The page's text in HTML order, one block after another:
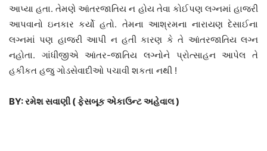
આપ્યા હતા. તેમણે આંતરજાતિય ન હોય તેવા કોઈપણ લગ્નમાં હાજરી
આપવાનો ઇનકાર કર્યો હતો. તેમના આશ્રમના નારાયણ દેસાઈના
લગ્નમાં પણ હાજરી આપી ન હતી કારણ કે તે આંતરજાતિય લગ્ન
નહોતા. ગાંધીજીએ આંતર-જાતિય લગ્નોને પ્રોત્સાહન આપેલ તે
હકીકત હજુ ગોડસેવાદીઓ પચાવી શકતા નથી !
BY: રમેશ સવાણી ( ફેસબૂક એકાઉન્ટ અહેવાલ )